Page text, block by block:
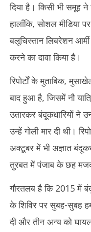
दिया है। किसी भी समूह ने
हालाँकि, सोशल मीडिया
बलूचिस्तान लिबरेशन
करने का दावा किया है।
रिपोर्टों के मुताबिक,
बाद हुआ है, जिसमें नौ
उतारकर बंदूकधारियों ने
उन्हें गोली मार दी थी।
अक्टूबर में भी अज्ञात
तुरबत में पंजाब के छह
गौरतलब है कि 2015 में
के शिविर पर सुबह-सुबह
दी और तीन अन्य को घायल